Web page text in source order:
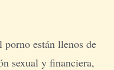
están llenos de
sexual y financiera,